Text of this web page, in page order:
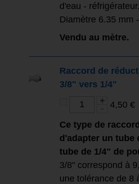
d'eau - réfrigérateur.
Diamètre 6.35 mm
Vendu au mètre.
Raccord de
3/8" vers 1/4"
4,50 €
Ce type de
d'adapter un tube
tube de 1/4" de
3/8" correspond à
une tolérance de 8